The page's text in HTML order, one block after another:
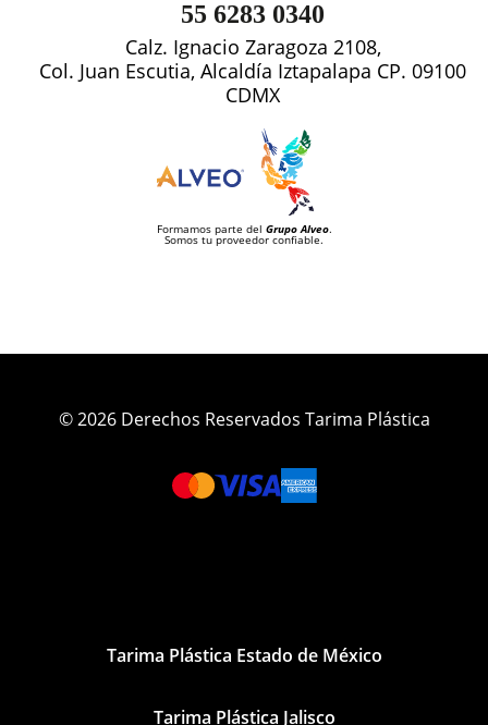
55 6283 0340
Calz. Ignacio Zaragoza 2108,
Col. Juan Escutia, Alcaldía Iztapalapa CP. 09100
CDMX
Formamos parte del Grupo Alveo.
Somos tu proveedor confiable.
© 2026 Derechos Reservados Tarima Plástica
Tarima Plástica Estado de México
Tarima Plástica Jalisco